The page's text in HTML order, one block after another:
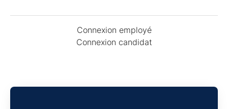
Connexion employé
Connexion candidat